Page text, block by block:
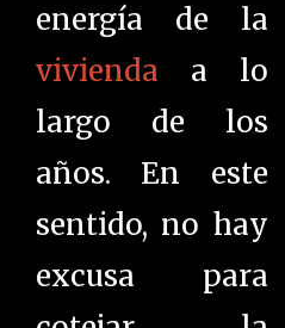
energía de la
vivienda a lo
largo de los
años. En este
sentido, no hay
excusa para